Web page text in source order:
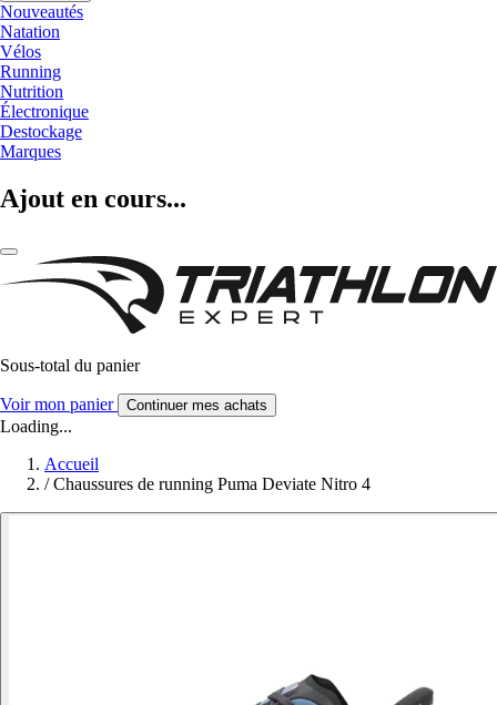
Nouveautés
Natation
Vélos
Running
Nutrition
Électronique
Destockage
Marques
Ajout en cours...
Sous-total du panier
Voir mon panier Continuer mes achats
Loading...
Accueil
/ Chaussures de running Puma Deviate Nitro 4